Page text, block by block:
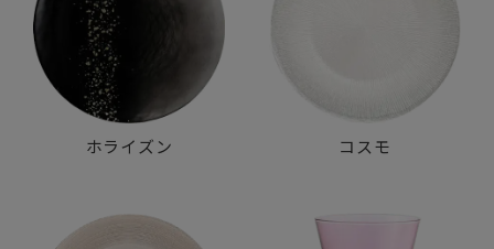
ホライズン コスモ